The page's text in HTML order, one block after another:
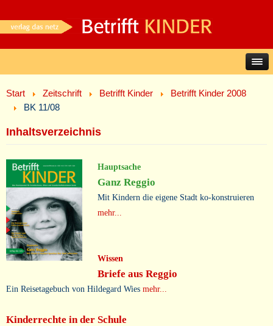
Start Zeitschrift Betrifft Kinder
Betrifft Kinder 2008
BK 11/08
Inhaltsverzeichnis
Hauptsache
Ganz Reggio
Mit Kindern die eigene Stadt ko-konstruieren
mehr...
Wissen
Briefe aus Reggio
Ein Reisetagebuch von Hildegard Wies mehr...
Kinderrechte in der Schule